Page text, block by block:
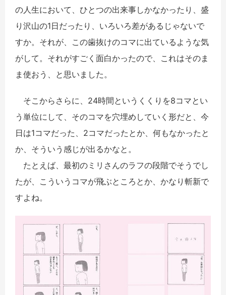
の人生において、ひとつの出来事しかなかったり、盛
り沢山の1日だったり、いろいろ差があるじゃないで
すか。それが、この歯抜けのコマに出ているような気
がして。それがすごく面白かったので、これはそのま
ま使おう、と思いました。
そこからさらに、24時間というくくりを8コマとい
う単位にして、そのコマを穴埋めしていく形だと、今
日は1コマだった、2コマだったとか、何もなかったと
か、そういう感じが出るかなと。
たとえば、最初のミリさんのラフの段階でそうでし
たが、こういうコマが飛ぶところとか、かなり斬新で
すよね。